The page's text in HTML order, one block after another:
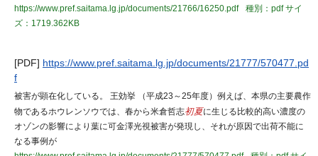
https://www.pref.saitama.lg.jp/documents/21766/16250.pdf
種別：pdfサイ
ズ：1719.362KB
[PDF] https://www.pref.saitama.lg.jp/documents/21777/570477.pd
f
被害が顕在化している。 王効挙 （平成23～25年度）例えば、本県の主要農作
物であるホウレンソウでは、春から米倉哲志初夏に生じる比較的高い濃度の
オゾンの影響により葉に可金澤光視被害が発現し、それが原因で出荷不能に
なる事例が